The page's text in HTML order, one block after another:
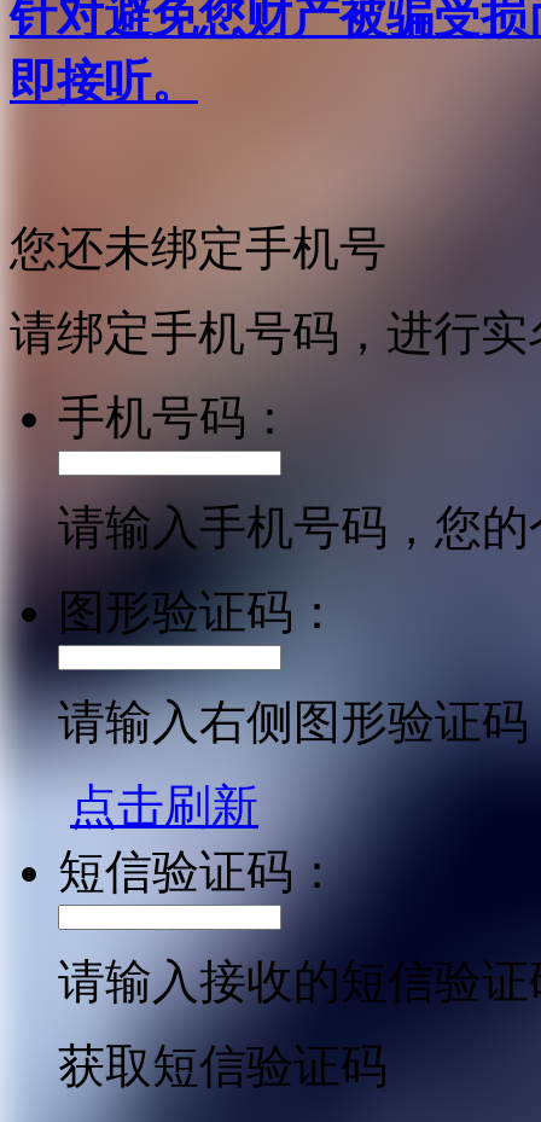
针对避免您财产被骗受
即接听。
您还未绑定手机号
请绑定手机号码，进行
手机号码：
请输入手机号码，您
图形验证码：
请输入右侧图形验证码
点击刷新
短信验证码：
请输入接收的短信验证
获取短信验证码